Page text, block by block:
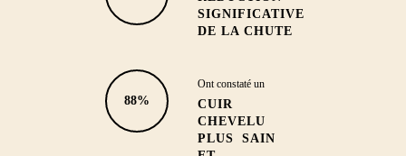
SIGNIFICATIVE
DE LA CHUTE
88%
Ont constaté un
CUIR
CHEVELU
PLUS SAIN